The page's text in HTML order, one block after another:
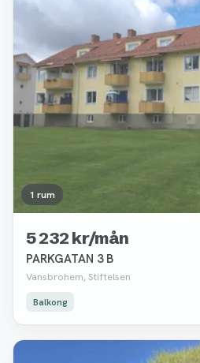
1 rum
5 232 kr/mån
PARKGATAN 3 B
Vansbrohem, Stiftelsen
Balkong